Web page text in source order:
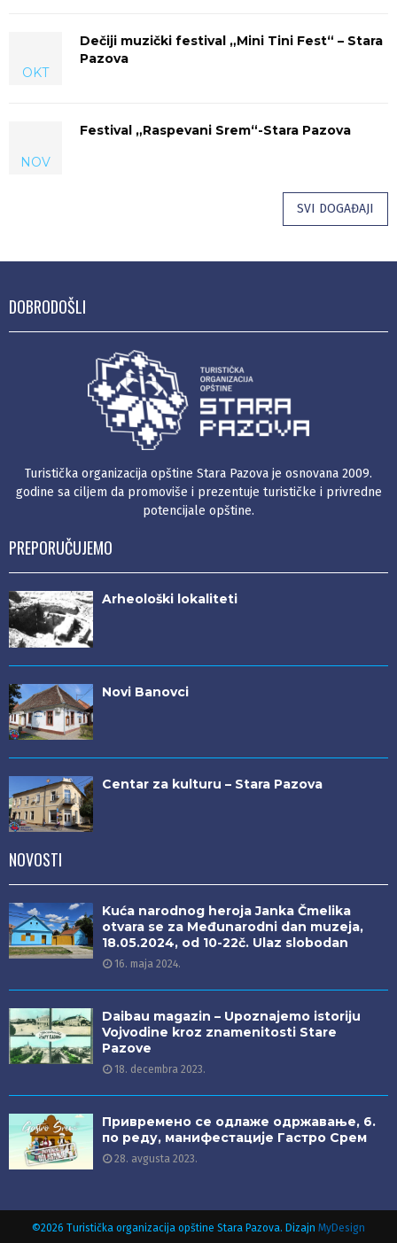
OKT
Dečiji muzički festival „Mini Tini Fest“ – Stara
Pazova
NOV
Festival „Raspevani Srem“-Stara Pazova
SVI DOGAĐAJI
DOBRODOŠLI
Turistička organizacija opštine Stara Pazova je osnovana 2009.
godine sa ciljem da promoviše i prezentuje turističke i privredne
potencijale opštine.
PREPORUČUJEMO
Arheološki lokaliteti
Novi Banovci
Centar za kulturu – Stara Pazova
NOVOSTI
Kuća narodnog heroja Janka Čmelika
otvara se za Međunarodni dan muzeja,
18.05.2024, od 10-22č. Ulaz slobodan
16. maja 2024.
Daibau magazin – Upoznajemo istoriju
Vojvodine kroz znamenitosti Stare
Pazove
18. decembra 2023.
Привремено се одлаже одржавање, 6.
по реду, манифестације Гастро Срем
28. avgusta 2023.
©2026 Turistička organizacija opštine Stara Pazova. Dizajn MyDesign